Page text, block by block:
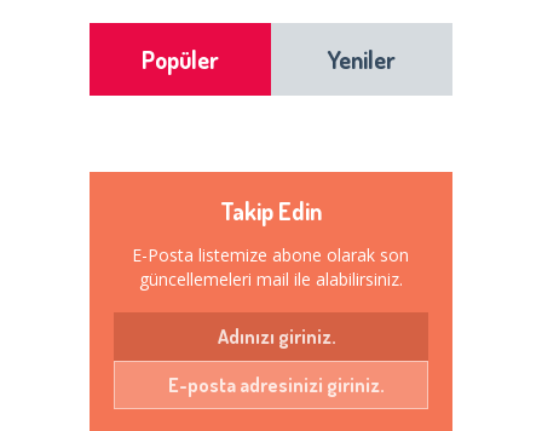
Popüler Yeniler
Takip Edin
E-Posta listemize abone olarak son
güncellemeleri mail ile alabilirsiniz.